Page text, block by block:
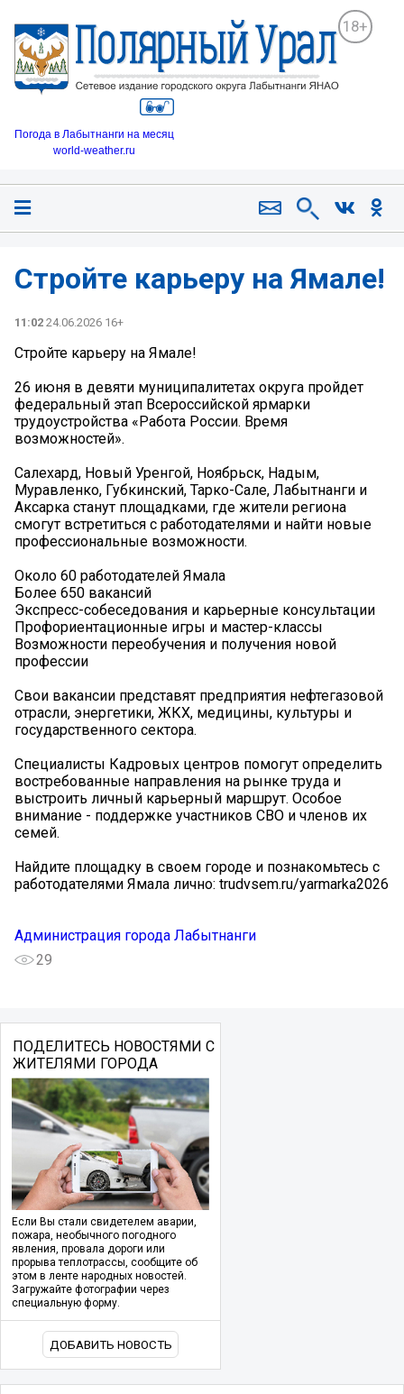
18+
Погода в Лабытнанги на месяц
world-weather.ru
Стройте карьеру на Ямале!
11:02 24.06.2026 16+
Стройте карьеру на Ямале!
26 июня в девяти муниципалитетах округа пройдет
федеральный этап Всероссийской ярмарки
трудоустройства «Работа России. Время
возможностей».
Салехард, Новый Уренгой, Ноябрьск, Надым,
Муравленко, Губкинский, Тарко-Сале, Лабытнанги и
Аксарка станут площадками, где жители региона
смогут встретиться с работодателями и найти новые
профессиональные возможности.
Около 60 работодателей Ямала
Более 650 вакансий
Экспресс-собеседования и карьерные консультации
Профориентационные игры и мастер-классы
Возможности переобучения и получения новой
профессии
Свои вакансии представят предприятия нефтегазовой
отрасли, энергетики, ЖКХ, медицины, культуры и
государственного сектора.
Специалисты Кадровых центров помогут определить
востребованные направления на рынке труда и
выстроить личный карьерный маршрут. Особое
внимание - поддержке участников СВО и членов их
семей.
Найдите площадку в своем городе и познакомьтесь с
работодателями Ямала лично: trudvsem.ru/yarmarka2026
Администрация города Лабытнанги
29
ПОДЕЛИТЕСЬ НОВОСТЯМИ С
ЖИТЕЛЯМИ ГОРОДА
Если Вы стали свидетелем аварии,
пожара, необычного погодного
явления, провала дороги или
прорыва теплотрассы, сообщите об
этом в ленте народных новостей.
Загружайте фотографии через
специальную форму.
ДОБАВИТЬ НОВОСТЬ